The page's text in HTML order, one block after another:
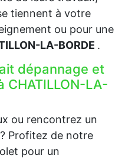
tiennent à votre
ou pour une
LA-BORDE .
dépannage et
CHATILLON-LA-
ou rencontrez un
Profitez de notre
pour un